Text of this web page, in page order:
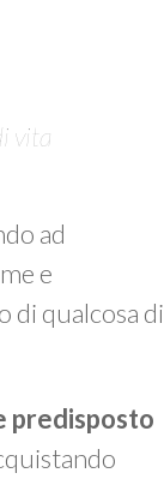
vita
ad
e
di qualcosa di
predisposto